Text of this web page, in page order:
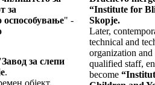
за
оспособување" -
“Institute for
Skopje.
Later,
technical and
organization
qualified staff,
become
Завод за слепи
.